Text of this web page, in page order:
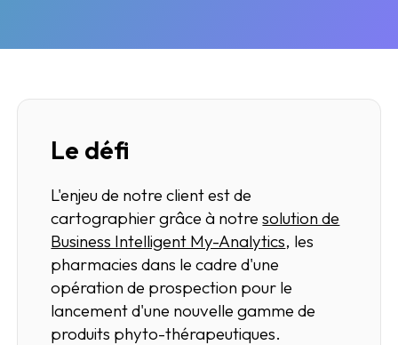
Le défi
L'enjeu de notre client est de
cartographier grâce à notresolution de
Business Intelligent My-Analytics, les
pharmacies dans le cadre d'une
opération de prospection pour le
lancement d'une nouvelle gamme de
produits phyto-thérapeutiques.